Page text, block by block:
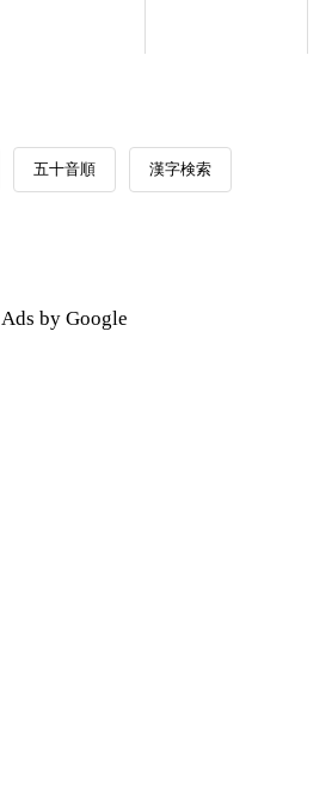
五十音順 漢字検索
Ads by Google